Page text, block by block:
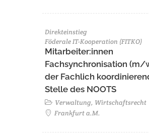
Direkteinstieg
Föderale IT-Kooperation (FITKO)
Mitarbeiter:innen
Fachsynchronisation (m/
der Fachlich
Stelle des NOOTS
Verwaltung, Wirtschaftsrecht
Frankfurt a.M.